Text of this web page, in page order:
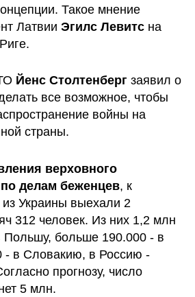
Такое мнение
Латвии Эгилс Левитс на
Йенс Столтенберг заявил о
все возможное, чтобы
войны на
страны.
верховного
делам беженцев, к
Украины выехали 2
312 человек. Из них 1,2 млн
Польшу, больше 190.000 - в
- в Словакию, в Россию -
прогнозу, число
5 млн.